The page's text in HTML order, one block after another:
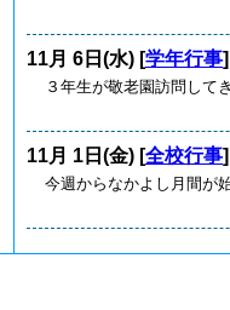
11月 6日(水) [学年行事]
３年生が敬老園訪問して
11月 1日(金) [全校行事]
今週からなかよし月間が